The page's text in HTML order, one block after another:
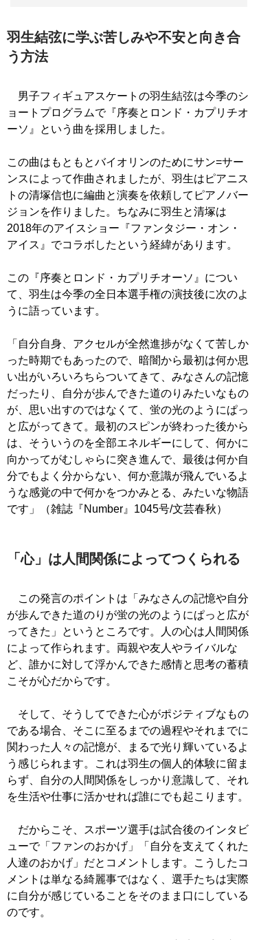
羽生結弦に学ぶ苦しみや不安と向き合
う方法
男子フィギュアスケートの羽生結弦は今季のシ
ョートプログラムで『序奏とロンド・カプリチオ
ーソ』という曲を採用しました。
この曲はもともとバイオリンのためにサン=サー
ンスによって作曲されましたが、羽生はピアニス
トの清塚信也に編曲と演奏を依頼してピアノバー
ジョンを作りました。ちなみに羽生と清塚は
2018年のアイスショー『ファンタジー・オン・
アイス』でコラボしたという経緯があります。
この『序奏とロンド・カプリチオーソ』につい
て、羽生は今季の全日本選手権の演技後に次のよ
うに語っています。
「自分自身、アクセルが全然進捗がなくて苦しか
った時期でもあったので、暗闇から最初は何か思
い出がいろいろちらついてきて、みなさんの記憶
だったり、自分が歩んできた道のりみたいなもの
が、思い出すのではなくて、蛍の光のようにぱっ
と広がってきて。最初のスピンが終わった後から
は、そういうのを全部エネルギーにして、何かに
向かってがむしゃらに突き進んで、最後は何か自
分でもよく分からない、何か意識が飛んでいるよ
うな感覚の中で何かをつかみとる、みたいな物語
です」（雑誌『Number』1045号/文芸春秋）
「心」は人間関係によってつくられる
この発言のポイントは「みなさんの記憶や自分
が歩んできた道のりが蛍の光のようにぱっと広が
ってきた」というところです。人の心は人間関係
によって作られます。両親や友人やライバルな
ど、誰かに対して浮かんできた感情と思考の蓄積
こそが心だからです。
そして、そうしてできた心がポジティブなもの
である場合、そこに至るまでの過程やそれまでに
関わった人々の記憶が、まるで光り輝いているよ
う感じられます。これは羽生の個人的体験に留ま
らず、自分の人間関係をしっかり意識して、それ
を生活や仕事に活かせれば誰にでも起こります。
だからこそ、スポーツ選手は試合後のインタビ
ューで「ファンのおかげ」「自分を支えてくれた
人達のおかげ」だとコメントします。こうしたコ
メントは単なる綺麗事ではなく、選手たちは実際
に自分が感じていることをそのまま口にしている
のです。